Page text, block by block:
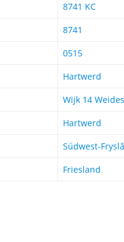
8741 KC
8741
0515
Hartwerd
Wijk 14
Hartwerd
Súdwest-
Friesland